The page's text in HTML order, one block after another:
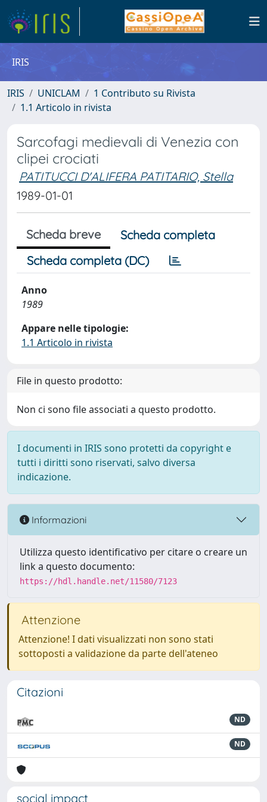
IRIS
IRIS UNICLAM
1 Contributo su Rivista
1.1 Articolo in rivista
Sarcofagi medievali di Venezia con
clipei crociati
PATITUCCI D'ALIFERA PATITARIO, Stella
1989-01-01
Scheda breve
Scheda completa
Scheda completa (DC)
Anno
1989
Appare nelle tipologie:
1.1 Articolo in rivista
File in questo prodotto:
Non ci sono file associati a questo prodotto.
I documenti in IRIS sono protetti da copyright e
tutti i diritti sono riservati, salvo diversa
indicazione.
Informazioni
Utilizza questo identificativo per citare o creare un
link a questo documento:
https://hdl.handle.net/11580/7123
Attenzione
Attenzione! I dati visualizzati non sono stati
sottoposti a validazione da parte dell'ateneo
Citazioni
ND
ND
social impact